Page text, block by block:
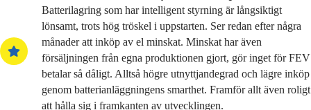
Batterilagring som har intelligent styrning är långsiktigt
lönsamt, trots hög tröskel i uppstarten. Ser redan efter några
månader att inköp av el minskat. Minskat har även
försäljningen från egna produktionen gjort, gör inget för FEV
betalar så dåligt. Alltså högre utnyttjandegrad och lägre inköp
genom batterianläggningens smarthet. Framför allt även roligt
att hålla sig i framkanten av utvecklingen.